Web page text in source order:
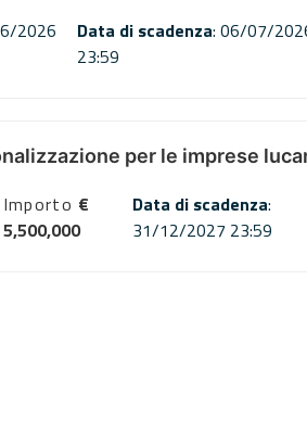
2026
Data di scadenza: 06/07/
23:59
per le imprese
Importo €
5,500,000
Data di scadenza:
31/12/2027 23:59